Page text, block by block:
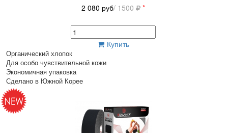
2 080 руб/ 1500 *
Купить
Органический хлопок
Для особо чувствительной кожи
Экономичная упаковка
Сделано в Южной Корее